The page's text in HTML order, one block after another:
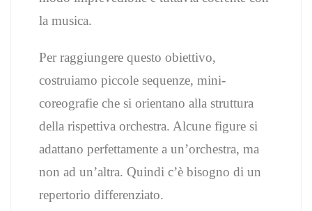
la musica.
Per raggiungere questo obiettivo,
costruiamo piccole sequenze, mini-
coreografie che si orientano alla struttura
della rispettiva orchestra. Alcune figure si
adattano perfettamente a un’orchestra, ma
non ad un’altra. Quindi c’è bisogno di un
repertorio differenziato.